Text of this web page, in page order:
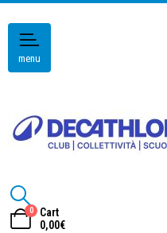
menu
0
Cart
0,00€